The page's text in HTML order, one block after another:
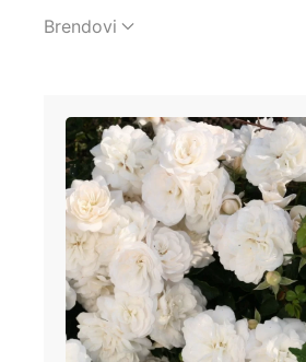
Brendovi